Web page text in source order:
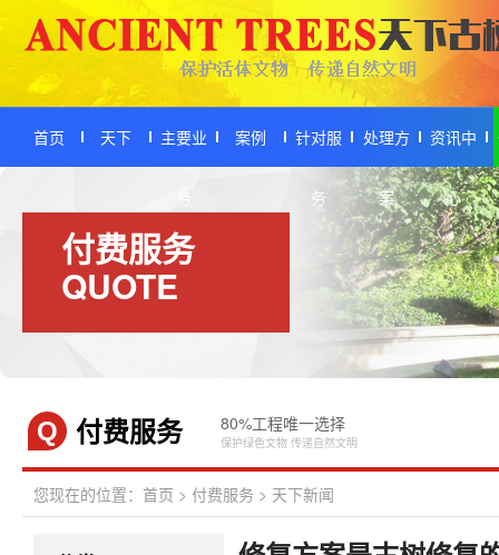
首页 天下 主要业 案例 针对服
务
处理方
案
资讯中
心
付费服务
QUOTE
Q 付费服务 80%工程唯一选择
保护绿色文物 传递自然文明
您现在的位置： 首页 > 付费服务 > 天下新闻